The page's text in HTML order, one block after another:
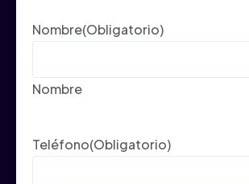
Nombre(Obligatorio)
Nombre
Teléfono(Obligatorio)